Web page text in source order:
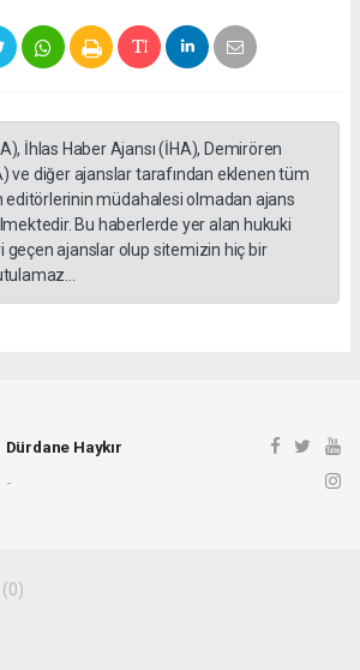
İhlas Haber Ajansı (İHA), Demirören
ve diğer ajanslar tarafından eklenen tüm
editörlerinin müdahalesi olmadan ajans
Bu haberlerde yer alan hukuki
ajanslar olup sitemizin hiç bir
Dürdane Haykır
-
(0)